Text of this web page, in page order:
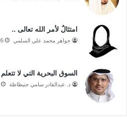
امتثالٌ لأمر الله تعالى ..
جواهر محمد علي السلمي
السوق البحرية التي لا تتعلم
د. عبدالقادر سامي حنبظاظة